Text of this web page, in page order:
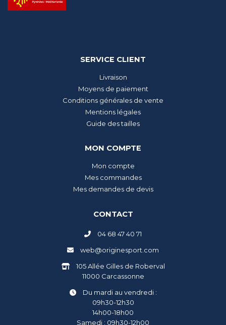
SERVICE CLIENT
Livraison
Moyens de paiement
Conditions générales de vente
Mentions légales
Guide des tailles
MON COMPTE
Mon compte
Mes commandes
Mes demandes de devis
CONTACT
04 68 47 40 71
web@originesport.com
105 Allée Gilles de Roberval
11000 Carcassonne
Du mardi au vendredi :
09h30-12h30
14h00-18h00
Samedi : 09h30-12h00